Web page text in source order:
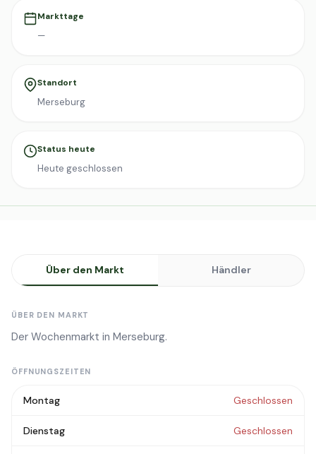
Markttage
—
Standort
Merseburg
Status heute
Heute geschlossen
Über den Markt Händler
ÜBER DEN MARKT
Der Wochenmarkt in Merseburg.
ÖFFNUNGSZEITEN
Montag Geschlossen
Dienstag Geschlossen